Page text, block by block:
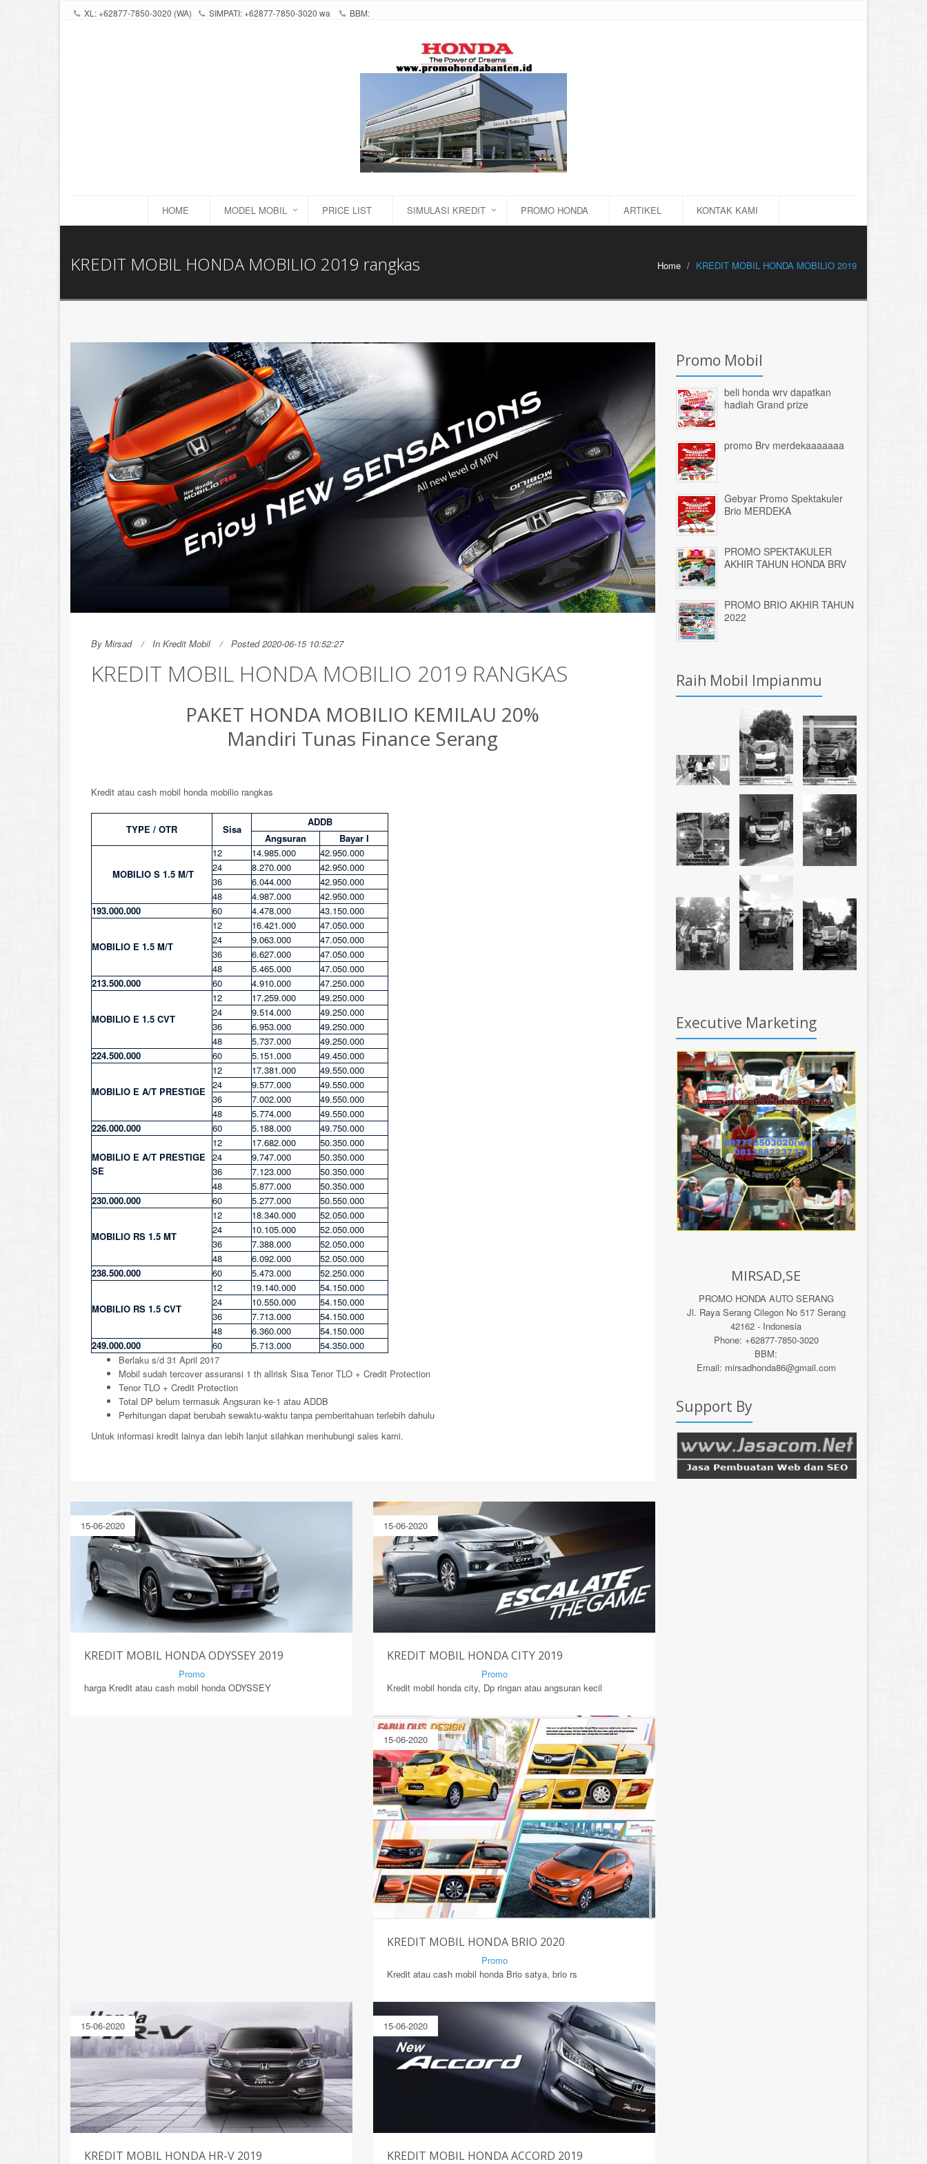
XL: +62877-7850-3020 (WA) SIMPATI: +62877-7850-3020 wa BBM:
HOME MODEL MOBIL PRICE LIST SIMULASI KREDIT PROMO HONDA ARTIKEL KONTAK KAMI
KREDIT MOBIL HONDA MOBILIO 2019 rangkas Home KREDIT MOBIL HONDA MOBILIO 2019
By Mirsad In Kredit Mobil Posted 2020-06-15 10:52:27
KREDIT MOBIL HONDA MOBILIO 2019 RANGKAS
PAKET HONDA MOBILIO KEMILAU 20%
Mandiri Tunas Finance Serang
Kredit atau cash mobil honda mobilio rangkas
TYPE / OTR Sisa
ADDB
Angsuran
Bayar I
MOBILIO S 1.5 M/T
12 14.985.000
42.950.000
24
8.270.000
42.950.000
36
6.044.000
42.950.000
48
4.987.000
42.950.000
193.000.000
60 4.478.000 43.150.000
MOBILIO E 1.5 M/T
12 16.421.000
47.050.000
24
9.063.000
47.050.000
36
6.627.000
47.050.000
48
5.465.000
47.050.000
213.500.000
60 4.910.000 47.250.000
MOBILIO E 1.5 CVT
12 17.259.000
49.250.000
24
9.514.000
49.250.000
36
6.953.000
49.250.000
48
5.737.000
49.250.000
224.500.000
60 5.151.000 49.450.000
MOBILIO E A/T PRESTIGE
12 17.381.000
49.550.000
24
9.577.000
49.550.000
36
7.002.000
49.550.000
48
5.774.000
49.550.000
226.000.000
60 5.188.000 49.750.000
MOBILIO E A/T PRESTIGE
SE
12 17.682.000
50.350.000
24
9.747.000
50.350.000
36
7.123.000
50.350.000
48
5.877.000
50.350.000
230.000.000
60 5.277.000 50.550.000
MOBILIO RS 1.5 MT
12 18.340.000
52.050.000
24
10.105.000
52.050.000
36
7.388.000
52.050.000
48
6.092.000
52.050.000
238.500.000
60 5.473.000 52.250.000
MOBILIO RS 1.5 CVT
12 19.140.000
54.150.000
24
10.550.000
54.150.000
36
7.713.000
54.150.000
48
6.360.000
54.150.000
249.000.000
60 5.713.000
54.350.000
Berlaku s/d 31 April 2017
Mobil sudah tercover assuransi 1 th allrisk Sisa Tenor TLO + Credit Protection
Tenor TLO + Credit Protection
Total DP belum termasuk Angsuran ke-1 atau ADDB
Perhitungan dapat berubah sewaktu-waktu tanpa pemberitahuan terlebih dahulu
Untuk informasi kredit lainya dan lebih lanjut silahkan menhubungi sales kami.
15-06-2020
KREDIT MOBIL HONDA ODYSSEY 2019
Promo
harga Kredit atau cash mobil honda ODYSSEY
15-06-2020
KREDIT MOBIL HONDA CITY 2019
Promo
Kredit mobil honda city, Dp ringan atau angsuran kecil
15-06-2020
KREDIT MOBIL HONDA BRIO 2020
Promo
Kredit atau cash mobil honda Brio satya, brio rs
15-06-2020
KREDIT MOBIL HONDA HR-V 2019
15-06-2020
KREDIT MOBIL HONDA ACCORD 2019
Promo Mobil
beli honda wrv dapatkan
hadiah Grand prize
promo Brv merdekaaaaaaa
Gebyar Promo Spektakuler
Brio MERDEKA
PROMO SPEKTAKULER
AKHIR TAHUN HONDA BRV
PROMO BRIO AKHIR TAHUN
2022
Raih Mobil Impianmu
Executive Marketing
MIRSAD,SE
PROMO HONDA AUTO SERANG
Jl. Raya Serang Cilegon No 517 Serang
42162 - Indonesia
Phone: +62877-7850-3020
BBM:
Email: mirsadhonda86@gmail.com
Support By